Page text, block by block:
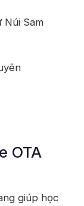
Núi Sam
OTA
giúp học